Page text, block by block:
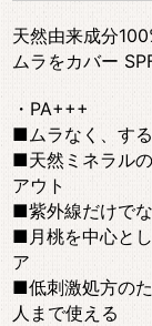
天然由来成分
ムラをカバー
・PA+++
■ムラなく、す
■天然ミネラル
アウト
■紫外線だけで
■月桃を中心と
ア
■低刺激処方の
人まで使える